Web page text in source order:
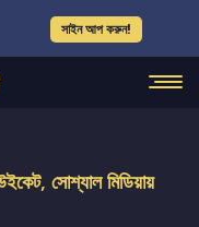
সাইন আপ করুন!
সোশ্যাল মিডিয়ায়